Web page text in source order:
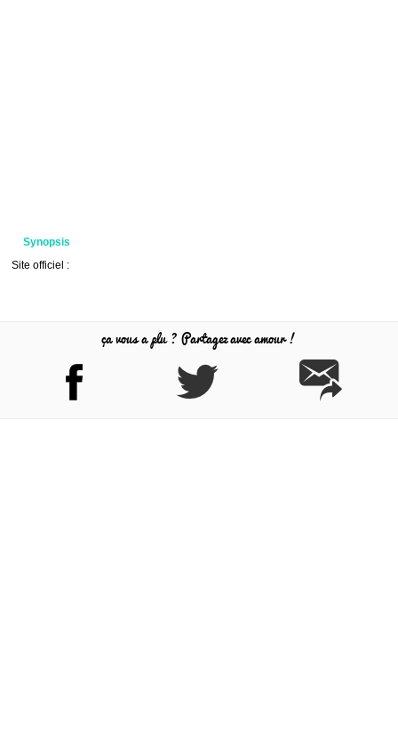
Synopsis
Site officiel :
ça vous a plu ? Partagez avec amour !